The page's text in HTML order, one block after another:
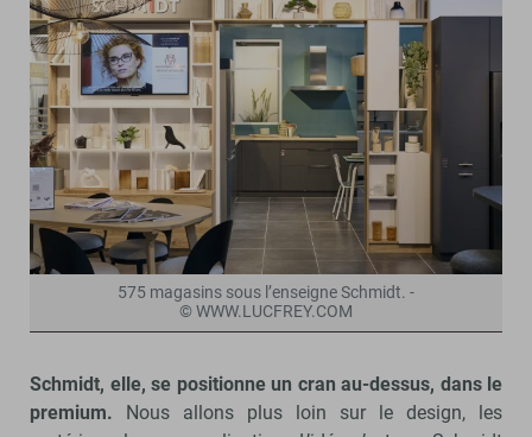
575 magasins sous l’enseigne Schmidt. -
© WWW.LUCFREY.COM
Schmidt, elle, se positionne un cran au-dessus, dans le
premium. Nous allons plus loin sur le design, les